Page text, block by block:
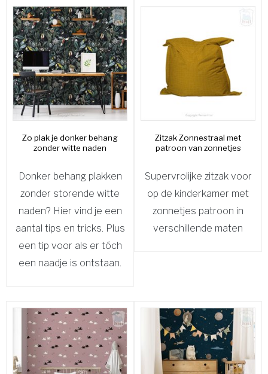
Zo plak je donker behang
zonder witte naden
Donker behang plakken
zonder storende witte
naden? Hier vind je een
aantal tips en tricks. Plus
een tip voor als er tóch
een naadje is ontstaan.
Zitzak Zonnestraal met
patroon van zonnetjes
Supervrolijke zitzak voor
op de kinderkamer met
zonnetjes patroon in
verschillende maten